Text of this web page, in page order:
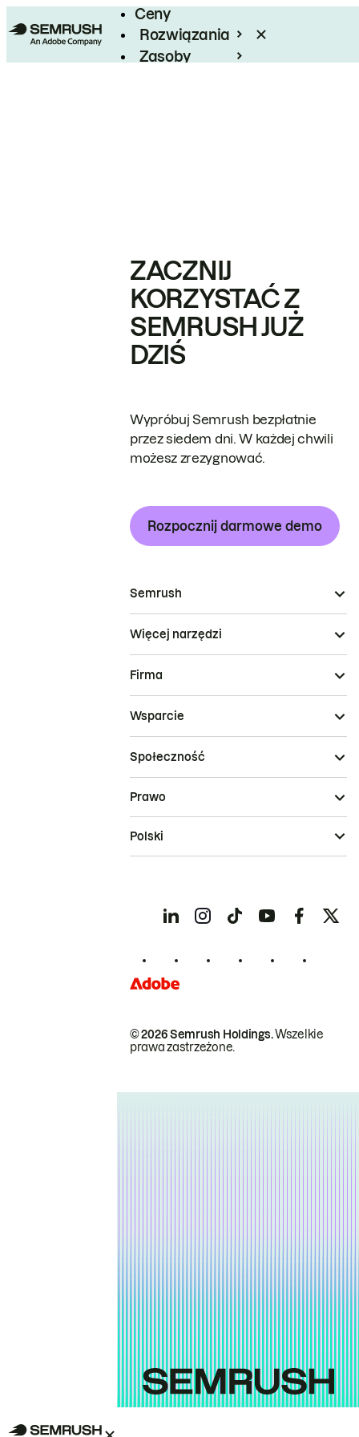
Ceny
Rozwiązania
Zasoby
ZACZNIJ
KORZYSTAĆ Z
SEMRUSH JUŻ
DZIŚ
Wypróbuj Semrush bezpłatnie
przez siedem dni. W każdej chwili
możesz zrezygnować.
Rozpocznij darmowe demo
Semrush
Więcej narzędzi
Firma
Wsparcie
Społeczność
© 2026 Semrush Holdings.Wszelkie
prawa zastrzeżone.
Prawo
Polski